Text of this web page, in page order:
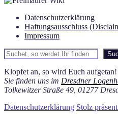
Datenschutzerklärung
Haftungsausschluss
Impressum
Suchen
Klopfet an, so wird Euch aufgetan!
Sie finden uns im Dresdner
Tolkewitzer Straße 49, 01277
Datenschutzerklärung Stolz